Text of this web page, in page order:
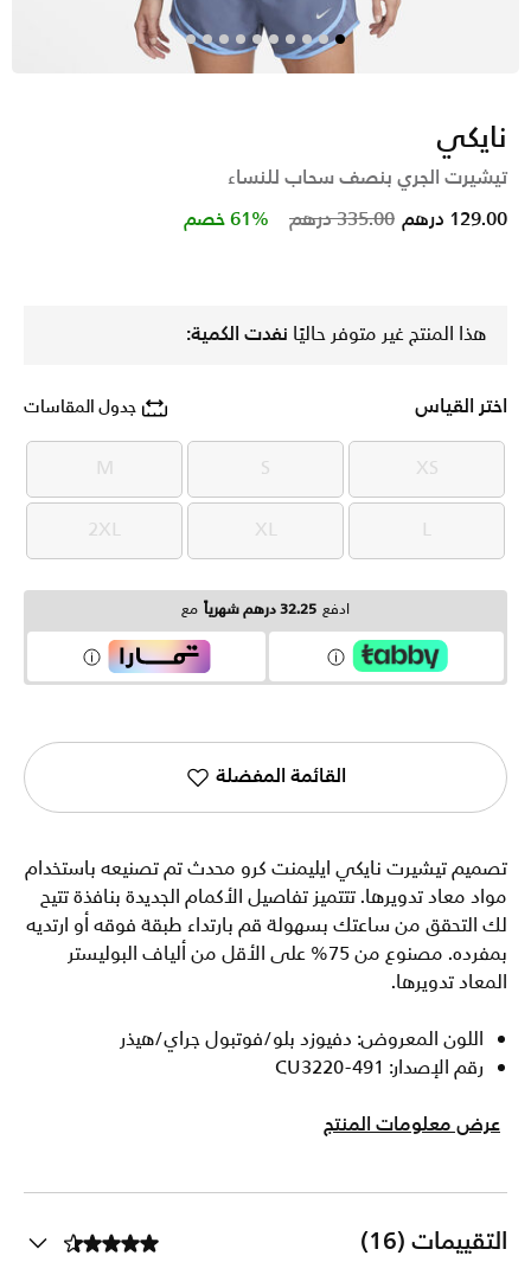
نايكي
تيشيرت الجري بنصف سحاب للنساء
Price reduced from
335.00 درهم to 129.00 درهم 61% خصم
هذا المنتج غير متوفر حاليًا نفدت الكمية:
اختر القياس جدول المقاسات
XS
XS
S
S
M
M
L
L
XL
XL
2XL
2XL
ادفع 32.25 درهم شهرياً مع
القائمة المفضلة
تصميم تيشيرت نايكي ايليمنت كرو محدث تم تصنيعه باستخدام
مواد معاد تدويرها. تتتميز تفاصيل الأكمام الجديدة بنافذة تتيح
لك التحقق من ساعتك بسهولة قم بارتداء طبقة فوقه أو ارتديه
بمفرده. مصنوع من 75% على الأقل من ألياف البوليستر
المعاد تدويرها.
اللون المعروض: دفيوزد بلو/فوتبول جراي/هيذر
رقم الإصدار: CU3220-491
عرض معلومات المنتج
التقييمات (16)